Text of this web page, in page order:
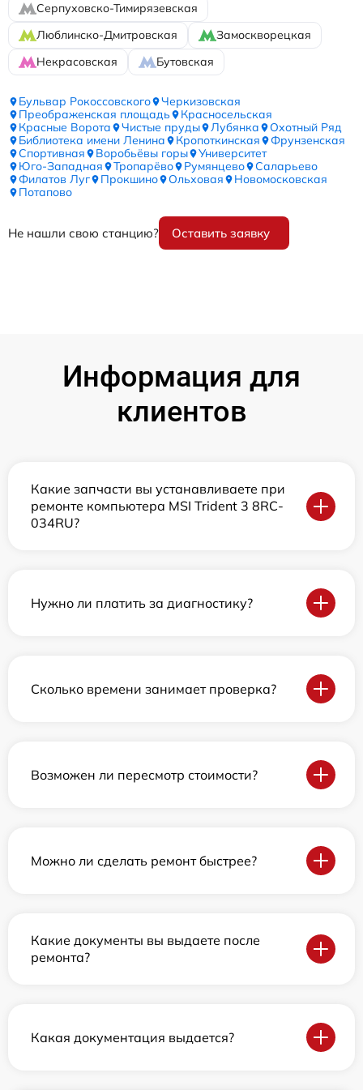
Серпуховско-Тимирязевская
Люблинско-Дмитровская
Замоскворецкая
Некрасовская
Бутовская
Бульвар Рокоссовского
Черкизовская
Преображенская площадь
Красносельская
Красные Ворота
Чистые пруды Лубянка
Охотный Ряд
Библиотека имени Ленина
Кропоткинская
Фрунзенская
Спортивная
Воробьёвы горы
Университет
Юго-Западная
Тропарёво Румянцево
Саларьево
Филатов Луг
Прокшино Ольховая
Новомосковская
Потапово
Не нашли свою станцию? Оставить заявку
Информация для
клиентов
Какие запчасти вы устанавливаете при
ремонте компьютера MSI Trident 3 8RC-
034RU?
Нужно ли платить за диагностику?
Сколько времени занимает проверка?
Возможен ли пересмотр стоимости?
Можно ли сделать ремонт быстрее?
Какие документы вы выдаете после
ремонта?
Какая документация выдается?